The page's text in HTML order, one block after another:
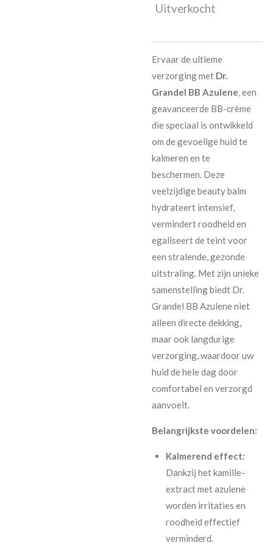
Uitverkocht
Ervaar de ultieme
verzorging met Dr.
Grandel BB Azulene , een
geavanceerde BB-crème
die speciaal is ontwikkeld
om de gevoelige huid te
kalmeren en te
beschermen. Deze
veelzijdige beauty balm
hydrateert intensief,
vermindert roodheid en
egaliseert de teint voor
een stralende, gezonde
uitstraling. Met zijn unieke
samenstelling biedt Dr.
Grandel BB Azulene niet
alleen directe dekking,
maar ook langdurige
verzorging, waardoor uw
huid de hele dag door
comfortabel en verzorgd
aanvoelt.
Belangrijkste voordelen:
Kalmerend effect:
Dankzij het kamille-
extract met azulene
worden irritaties en
roodheid effectief
verminderd.